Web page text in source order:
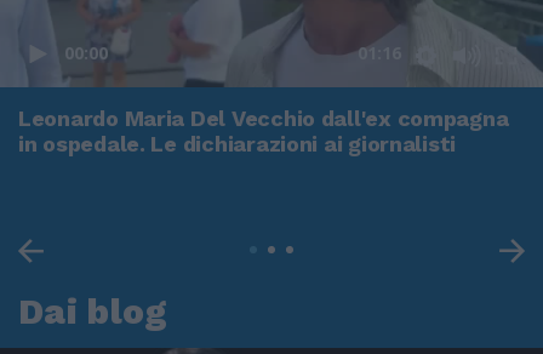
00:00 01:16
Leonardo Maria Del Vecchio dall'ex compagna
in ospedale. Le dichiarazioni ai giornalisti
Dai blog